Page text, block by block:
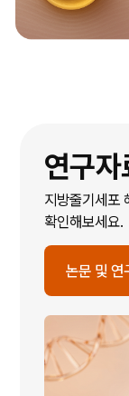
연구자
지방줄기세포
확인해보세요.
논문 및 연